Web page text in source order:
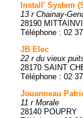
Install' System
13 r Chainay-
28190
Téléphone : 02
JB Elec
22 r du vieux
28170 SAINT
Téléphone : 02
Jouanneau
11 r Morale
28140 POUPRY